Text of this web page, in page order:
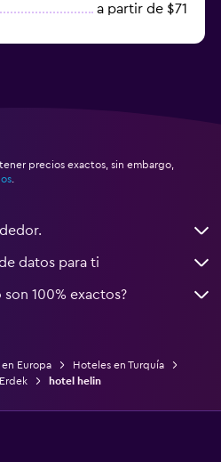
a partir de $71
precios exactos, sin embargo,
datos para ti
100% exactos?
Europa
Hoteles en Turquía
hotel helin